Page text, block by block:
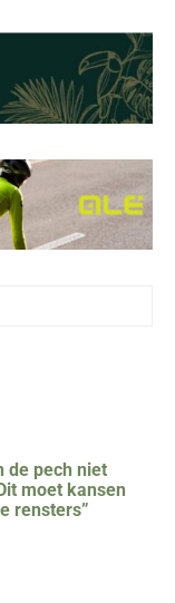
de pech niet
moet kansen
rensters”